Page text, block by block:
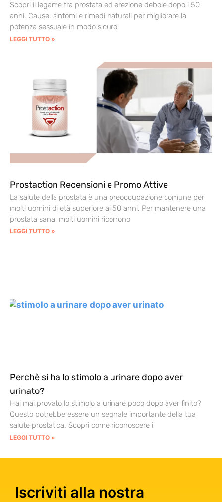
Scopri il legame tra prostata ed erezione debole dopo i 50
anni. Cause, sintomi e rimedi naturali per migliorare la
potenza sessuale in modo sicuro
LEGGI TUTTO »
Prostaction Recensioni e Promo Attive
La salute della prostata è una preoccupazione comune per
molti uomini di età superiore ai 50 anni. Per mantenere una
prostata sana, molti uomini ricorrono
LEGGI TUTTO »
Perchè si ha lo stimolo a urinare dopo aver
urinato?
Hai mai provato lo stimolo a urinare poco dopo aver finito?
Questo potrebbe essere un segnale importante della tua
salute prostatica. Scopri come riconoscere i
LEGGI TUTTO »
Iscriviti alla nostra